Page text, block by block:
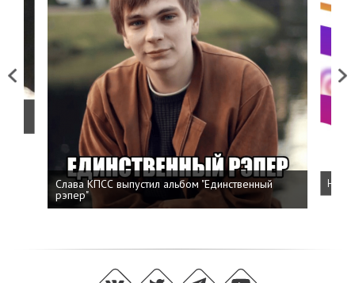
Previous
Слава КПСС выпустил альбом "Единственный
рэпер"
Next